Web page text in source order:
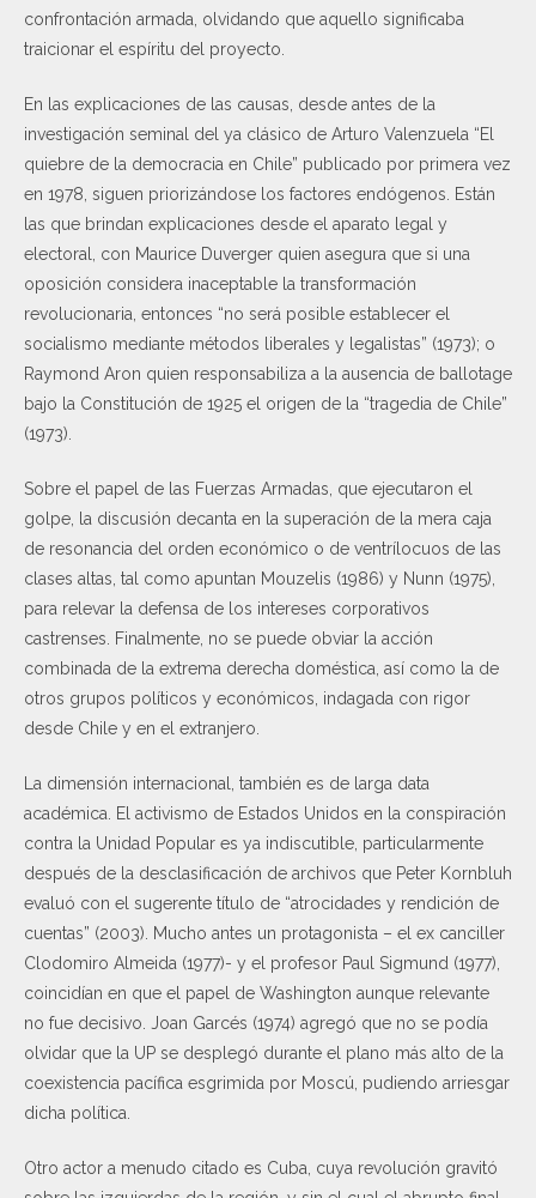
confrontación armada, olvidando que aquello significaba
traicionar el espíritu del proyecto.
En las explicaciones de las causas, desde antes de la
investigación seminal del ya clásico de Arturo Valenzuela “El
quiebre de la democracia en Chile” publicado por primera vez
en 1978, siguen priorizándose los factores endógenos. Están
las que brindan explicaciones desde el aparato legal y
electoral, con Maurice Duverger quien asegura que si una
oposición considera inaceptable la transformación
revolucionaria, entonces “no será posible establecer el
socialismo mediante métodos liberales y legalistas” (1973); o
Raymond Aron quien responsabiliza a la ausencia de ballotage
bajo la Constitución de 1925 el origen de la “tragedia de Chile”
(1973).
Sobre el papel de las Fuerzas Armadas, que ejecutaron el
golpe, la discusión decanta en la superación de la mera caja
de resonancia del orden económico o de ventrílocuos de las
clases altas, tal como apuntan Mouzelis (1986) y Nunn (1975),
para relevar la defensa de los intereses corporativos
castrenses. Finalmente, no se puede obviar la acción
combinada de la extrema derecha doméstica, así como la de
otros grupos políticos y económicos, indagada con rigor
desde Chile y en el extranjero.
La dimensión internacional, también es de larga data
académica. El activismo de Estados Unidos en la conspiración
contra la Unidad Popular es ya indiscutible, particularmente
después de la desclasificación de archivos que Peter Kornbluh
evaluó con el sugerente título de “atrocidades y rendición de
cuentas” (2003). Mucho antes un protagonista – el ex canciller
Clodomiro Almeida (1977)- y el profesor Paul Sigmund (1977),
coincidían en que el papel de Washington aunque relevante
no fue decisivo. Joan Garcés (1974) agregó que no se podía
olvidar que la UP se desplegó durante el plano más alto de la
coexistencia pacífica esgrimida por Moscú, pudiendo arriesgar
dicha política.
Otro actor a menudo citado es Cuba, cuya revolución gravitó